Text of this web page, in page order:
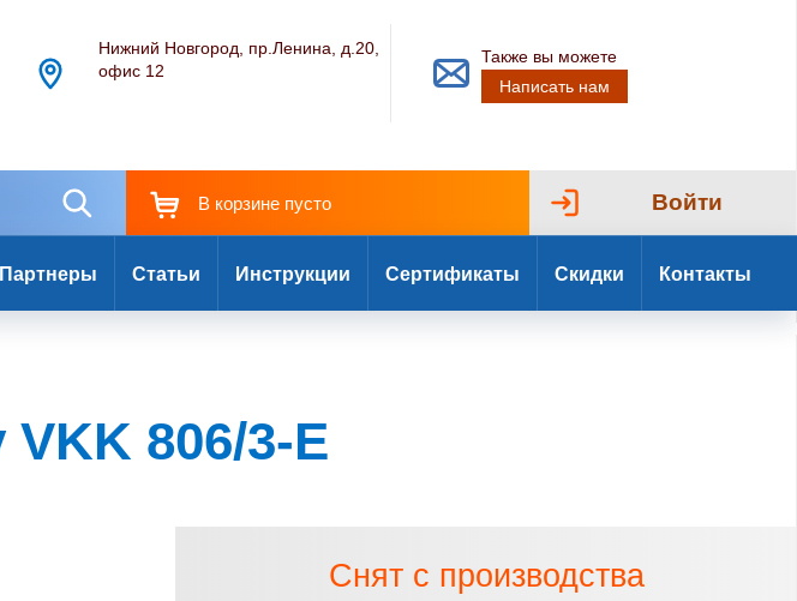
Нижний Новгород, пр.Ленина, д.20,
офис 12
Также вы можете
Написать нам
В корзине пусто Войти
Партнеры Статьи Инструкции Сертификаты Скидки Контакты
806/3-E
Снят с производства